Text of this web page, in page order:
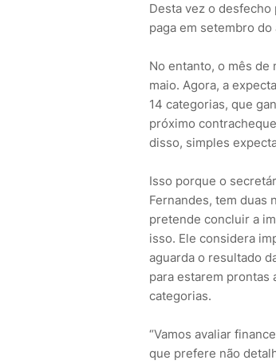
Desta vez o
paga em setembro do
No entanto, o mês de
maio. Agora, a
14 categorias, que
próximo
disso, simples
Isso porque o
Fernandes, tem duas
pretende concluir a
isso. Ele considera
aguarda o resultado
para estarem prontas
categorias.
“Vamos avaliar
que prefere não